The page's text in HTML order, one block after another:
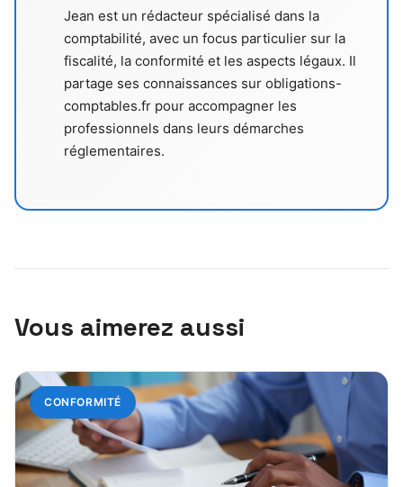
Jean est un rédacteur spécialisé dans la
comptabilité, avec un focus particulier sur la
fiscalité, la conformité et les aspects légaux. Il
partage ses connaissances sur obligations-
comptables.fr pour accompagner les
professionnels dans leurs démarches
réglementaires.
Vous aimerez aussi
CONFORMITÉ